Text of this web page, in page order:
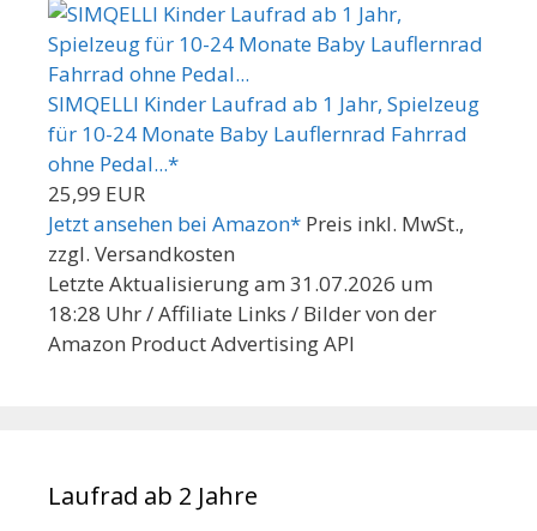
SIMQELLI Kinder Laufrad ab 1 Jahr, Spielzeug
für 10-24 Monate Baby Lauflernrad Fahrrad
ohne Pedal...*
25,99 EUR
Jetzt ansehen bei Amazon* Preis inkl. MwSt.,
zzgl. Versandkosten
Letzte Aktualisierung am 31.07.2026 um
18:28 Uhr / Affiliate Links / Bilder von der
Amazon Product Advertising API
Laufrad ab 2 Jahre